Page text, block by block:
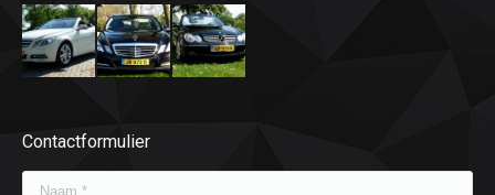
Contactformulier
Naam *